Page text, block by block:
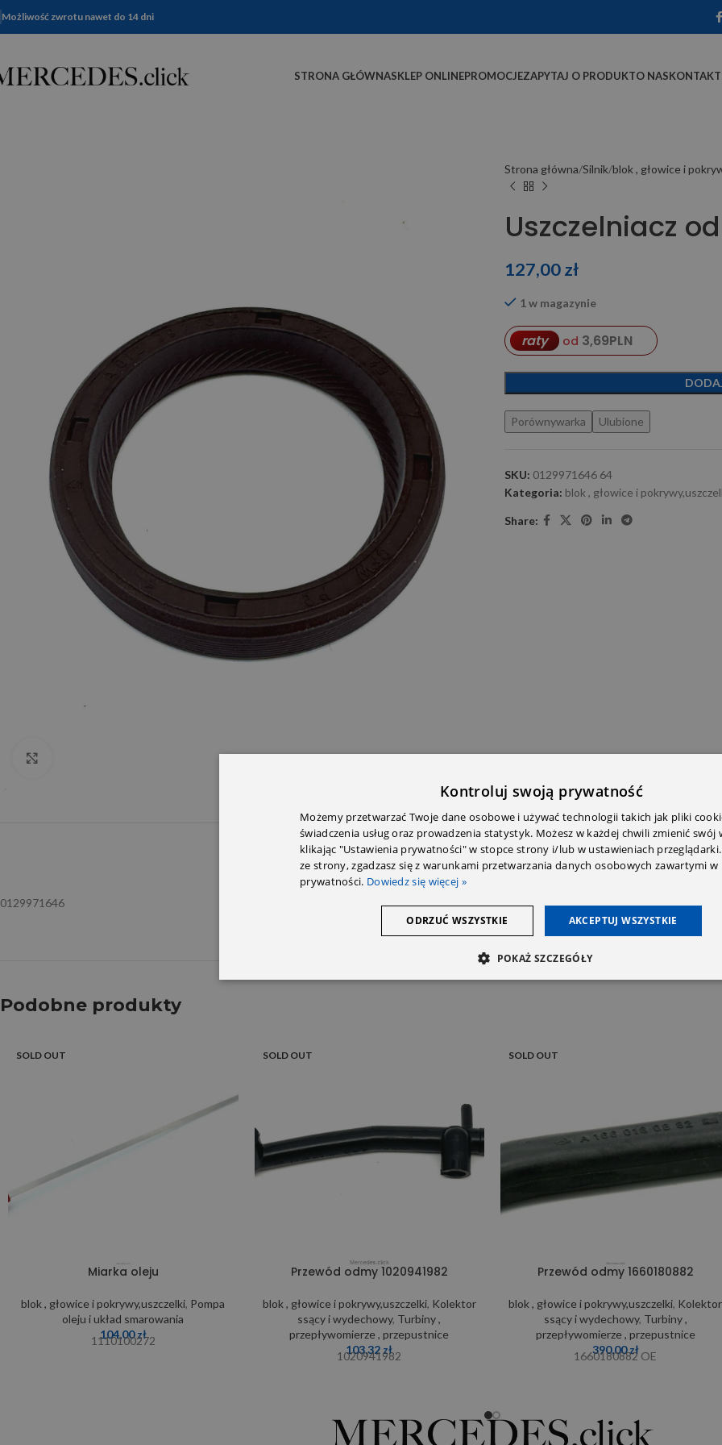
Możliwość zwrotu nawet do 14 dni
STRONA GŁÓWNASKLEP ONLINEPROMOCJEZAPYTAJ O PRODUKTO NASKONTAKT
Strona główna Silnik blok , głowice i
Uszczelniacz
127,00zł
1 w magazynie
raty od 3,69PLN
Porównywarka Ulubione
SKU: 0129971646 64
Kategoria: blok , głowice i
Share:
INFORMACJE DODATKOWE OPINIE (0)PRZECZYTAJ PRZED
0129971646
Podobne produkty
SOLD OUT
Miarka oleju
blok , głowice i pokrywy,uszczelki, Pompa
oleju i układ smarowania
104,00zł
1110100272
SOLD OUT
Przewód odmy 1020941982
blok , głowice i pokrywy,uszczelki, Kolektor
ssący i wydechowy, Turbiny ,
przepływomierze , przepustnice
103,32 zł
1020941982
SOLD OUT
Przewód odmy 1660180882
blok , głowice i pokrywy,uszczelki, Kolektor
ssący i wydechowy, Turbiny ,
przepływomierze , przepustnice
390,00zł
1660180882 OE
Kontroluj swoją prywatność
Możemy przetwarzać Twoje dane osobowe i używać technologii takich jak pliki
świadczenia usług oraz prowadzenia statystyk. Możesz w każdej chwili zmienić swój
klikając "Ustawienia prywatności" w stopce strony i/lub w ustawieniach
ze strony, zgadzasz się z warunkami przetwarzania danych osobowych zawartymi
prywatności. Dowiedz się więcej »
AKCEPTUJ WSZYSTKIE
ODRZUĆ WSZYSTKIE
POKAŻ SZCZEGÓŁY